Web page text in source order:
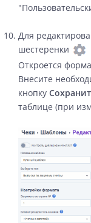
Для
шестеренки
Откроется форма
Внесите
кнопку
таблице (при